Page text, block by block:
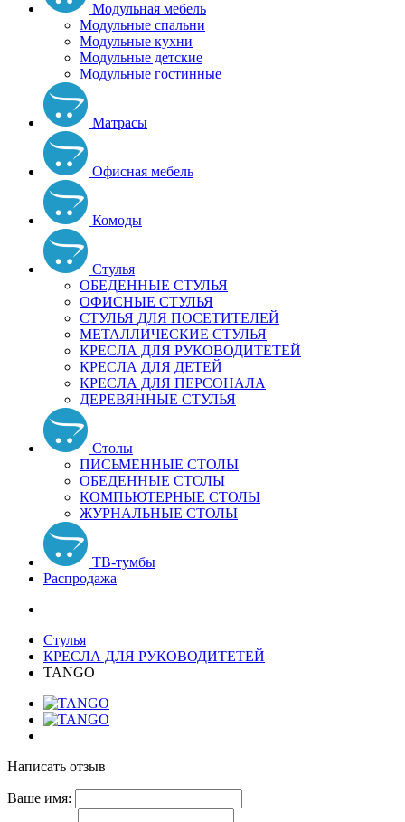
Модульная мебель
Модульные спальни
Модульные кухни
Модульные детские
Модульные гостинные
Матрасы
Офисная мебель
Комоды
Стулья
ОБЕДЕННЫЕ СТУЛЬЯ
ОФИСНЫЕ СТУЛЬЯ
СТУЛЬЯ ДЛЯ ПОСЕТИТЕЛЕЙ
МЕТАЛЛИЧЕСКИЕ СТУЛЬЯ
КРЕСЛА ДЛЯ РУКОВОДИТЕТЕЙ
КРЕСЛА ДЛЯ ДЕТЕЙ
КРЕСЛА ДЛЯ ПЕРСОНАЛА
ДЕРЕВЯННЫЕ СТУЛЬЯ
Столы
ПИСЬМЕННЫЕ СТОЛЫ
ОБЕДЕННЫЕ СТОЛЫ
КОМПЬЮТЕРНЫЕ СТОЛЫ
ЖУРНАЛЬНЫЕ СТОЛЫ
ТВ-тумбы
Распродажа
Стулья
КРЕСЛА ДЛЯ РУКОВОДИТЕТЕЙ
TANGO
Написать отзыв
Ваше имя: